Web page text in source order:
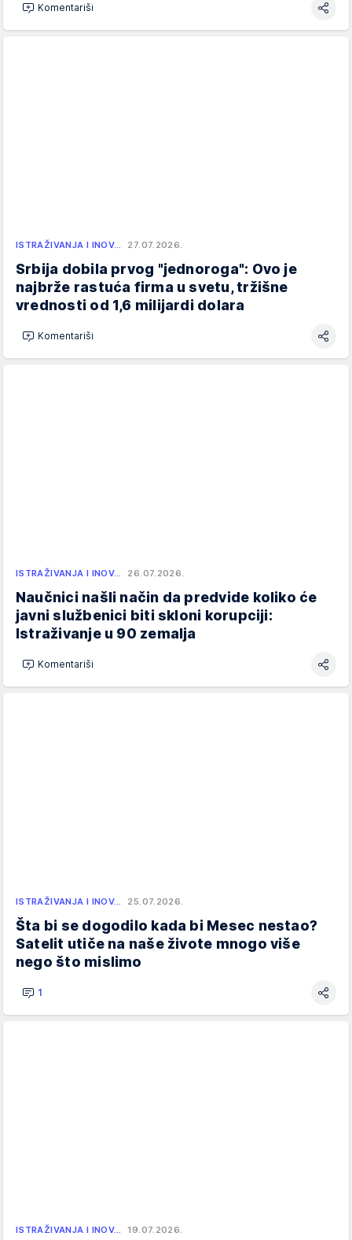
Komentariši
ISTRAŽIVANJA I INOV… 27.07.2026.
Srbija dobila prvog "jednoroga": Ovo je
najbrže rastuća firma u svetu, tržišne
vrednosti od 1,6 milijardi dolara
Komentariši
ISTRAŽIVANJA I INOV… 26.07.2026.
Naučnici našli način da predvide koliko će
javni službenici biti skloni korupciji:
Istraživanje u 90 zemalja
Komentariši
ISTRAŽIVANJA I INOV… 25.07.2026.
Šta bi se dogodilo kada bi Mesec nestao?
Satelit utiče na naše živote mnogo više
nego što mislimo
1
ISTRAŽIVANJA I INOV… 19.07.2026.